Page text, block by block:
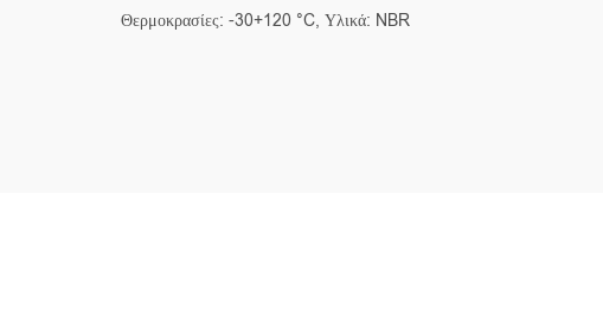
Θερμοκρασίες: -30+120 °C, Υλικά: NBR